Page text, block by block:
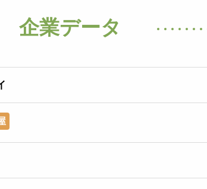
企業データ